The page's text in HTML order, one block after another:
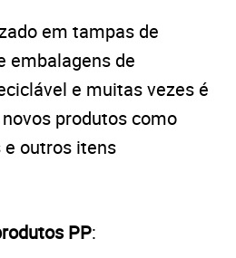
em tampas de
embalagens de
e muitas vezes é
produtos como
e outros itens
PP: